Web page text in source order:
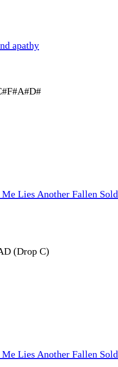
apathy
Lies Another Fallen
(Drop C)
Lies Another Fallen